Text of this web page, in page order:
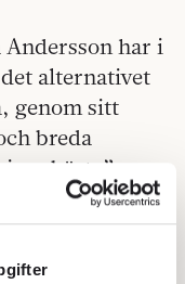
har i
alternativet
genom sitt
breda
bästa”.
vilken politik
i såväl små